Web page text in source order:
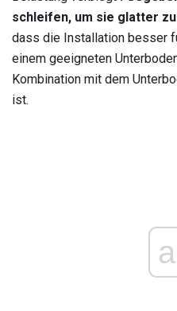
schleifen, um sie glatter
dass die Installation besser
einem geeigneten
Kombination mit dem
ist.